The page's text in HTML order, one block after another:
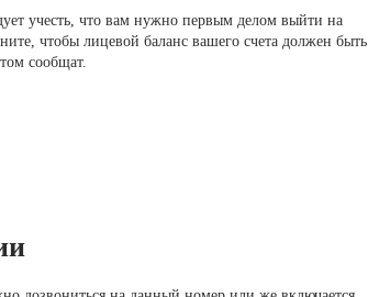
учесть, что вам нужно первым делом выйти на
чтобы лицевой баланс вашего счета должен быть
сообщат.